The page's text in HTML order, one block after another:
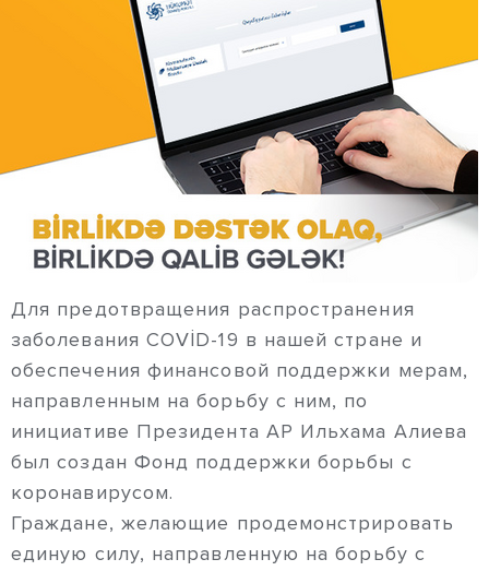
Для предотвращения распространения
заболевания COVİD-19 в нашей стране и
обеспечения финансовой поддержки мерам,
направленным на борьбу с ним, по
инициативе Президента АР Ильхама Алиева
был создан Фонд поддержки борьбы с
коронавирусом.
Граждане, желающие продемонстрировать
единую силу, направленную на борьбу с